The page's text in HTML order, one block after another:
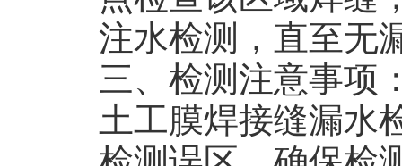
注水检测，直至无
三、检测注意事项
土工膜焊接缝漏水